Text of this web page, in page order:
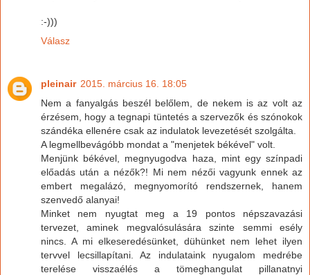
:-)))
Válasz
pleinair 2015. március 16. 18:05
Nem a fanyalgás beszél belőlem, de nekem is az volt az
érzésem, hogy a tegnapi tüntetés a szervezők és szónokok
szándéka ellenére csak az indulatok levezetését szolgálta.
A legmellbevágóbb mondat a "menjetek békével" volt.
Menjünk békével, megnyugodva haza, mint egy színpadi
előadás után a nézők?! Mi nem nézői vagyunk ennek az
embert megalázó, megnyomorító rendszernek, hanem
szenvedő alanyai!
Minket nem nyugtat meg a 19 pontos népszavazási
tervezet, aminek megvalósulására szinte semmi esély
nincs. A mi elkeseredésünket, dühünket nem lehet ilyen
tervvel lecsillapítani. Az indulataink nyugalom medrébe
terelése visszaélés a tömeghangulat pillanatnyi